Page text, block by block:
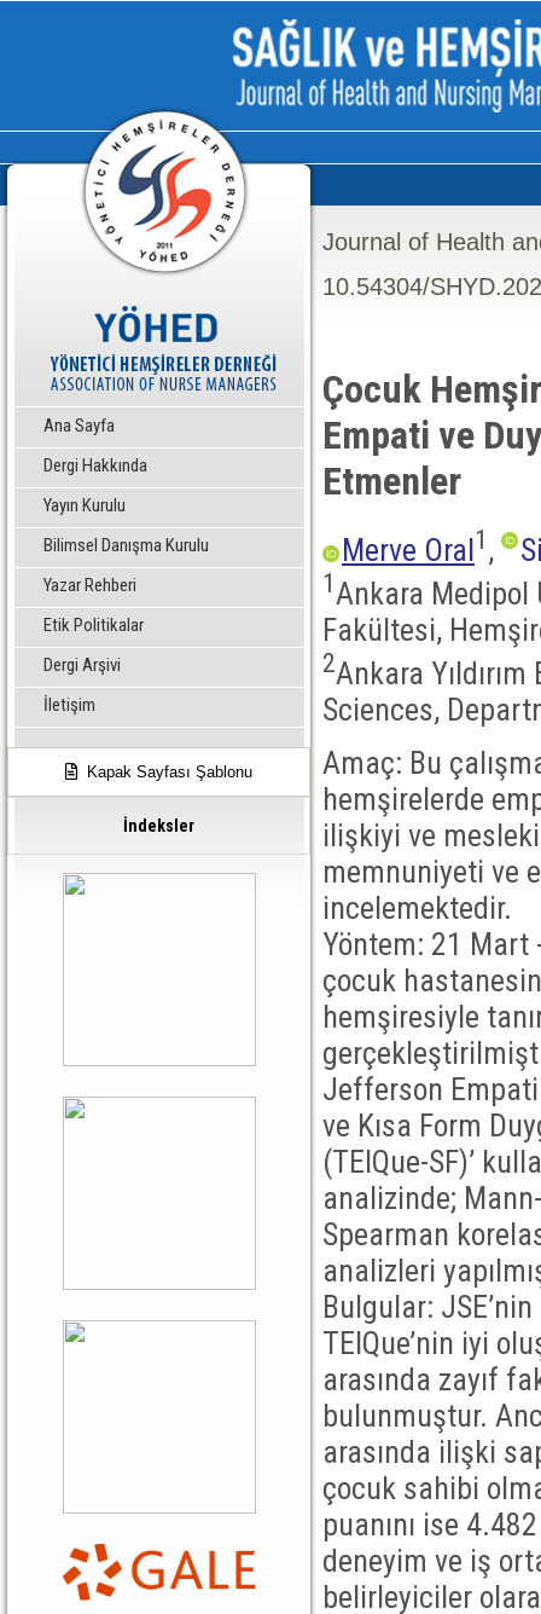
Ana Sayfa
Dergi Hakkında
Yayın Kurulu
Bilimsel Danışma Kurulu
Yazar Rehberi
Etik Politikalar
Dergi Arşivi
İletişim
Kapak Sayfası Şablonu
İndeksler
Journal of Health
10.54304/
Çocuk
Empati ve
Etmenler
Merve Oral1 ,
1 Ankara Medipol
Fakültesi,
2Ankara
Sciences,
Amaç: Bu
hemşirelerde
ilişkiyi ve
memnuniyeti ve
incelemektedir.
Yöntem: 21 Mart
çocuk
hemşiresiyle
Jefferson
ve Kısa Form
(TEIQue-SF)’
analizinde;
Spearman
analizleri
Bulgular:
TEIQue’nin iyi
arasında zayıf
bulunmuştur.
arasında ilişki
çocuk sahibi
puanını ise
deneyim ve iş
belirleyiciler